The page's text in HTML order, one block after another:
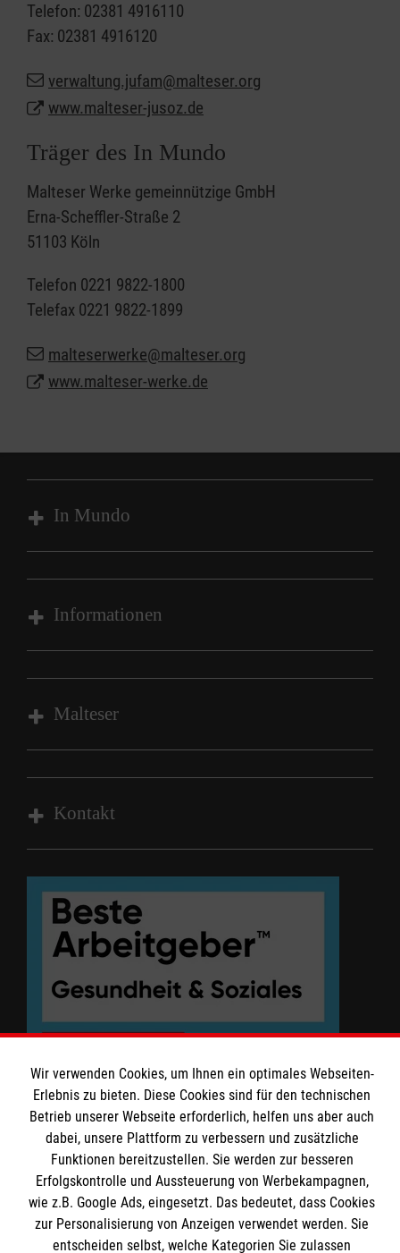
Telefon: 02381 4916110
Fax: 02381 4916120
verwaltung.jufam@malteser.org
www.malteser-jusoz.de
Träger des In Mundo
Malteser Werke gemeinnützige GmbH
Erna-Scheffler-Straße 2
51103 Köln
Telefon 0221 9822-1800
Telefax 0221 9822-1899
malteserwerke@malteser.org
www.malteser-werke.de
In Mundo
Über die Einrichtung
Unsere Wohngruppen
Informationen
Impressum
Datenschutz
Malteser
Malteser Werke
Malteser Werke Jugend & Soziales
Jobs in der Jugendhilfe
Kontakt
Malteser In Mundo
Thomas-Müntzer Str. 9 - 10
03042 Cottbus
Tel: 0355 - 729 902 22
Wir verwenden Cookies, um Ihnen ein optimales Webseiten-
Erlebnis zu bieten. Diese Cookies sind für den technischen
Betrieb unserer Webseite erforderlich, helfen uns aber auch
dabei, unsere Plattform zu verbessern und zusätzliche
Funktionen bereitzustellen. Sie werden zur besseren
Erfolgskontrolle und Aussteuerung von Werbekampagnen,
wie z.B. Google Ads, eingesetzt. Das bedeutet, dass Cookies
zur Personalisierung von Anzeigen verwendet werden. Sie
entscheiden selbst, welche Kategorien Sie zulassen